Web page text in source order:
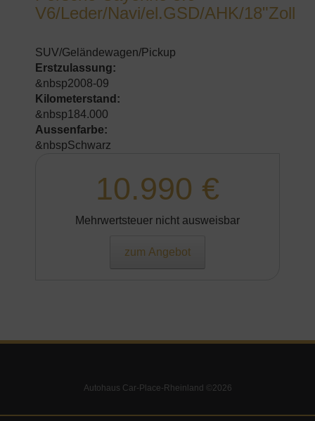
V6/Leder/Navi/el.GSD/AHK/18"Zoll
SUV/Geländewagen/Pickup
Erstzulassung:
&nbsp2008-09
Kilometerstand:
&nbsp184.000
Aussenfarbe:
&nbspSchwarz
10.990 €
Mehrwertsteuer nicht ausweisbar
zum Angebot
Autohaus Car-Place-Rheinland ©2026